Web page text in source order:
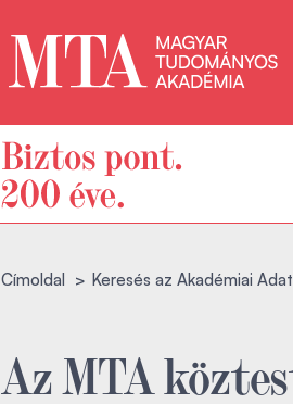
Címoldal Keresés az Akadémiai
Az MTA